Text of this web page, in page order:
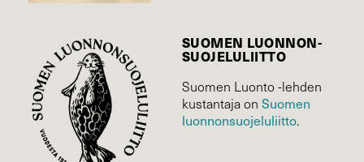
SUOMEN LUONNON­
SUOJELU­LIITTO
Suomen Luonto -lehden
kustantaja on Suomen
luonnonsuojelu­liitto.